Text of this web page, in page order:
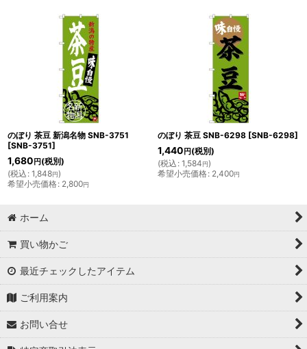
のぼり 茶豆 新潟名物 SNB-3751
[SNB-3751]
1,680 円 (税別)
(税込 : 1,848円)
希望小売価格: 2,800円
のぼり 茶豆 SNB-6298 [SNB-6298]
1,440 円 (税別)
(税込 : 1,584円)
希望小売価格: 2,400円
ホーム
買い物かご
最近チェックしたアイテム
ご利用案内
お問い合せ